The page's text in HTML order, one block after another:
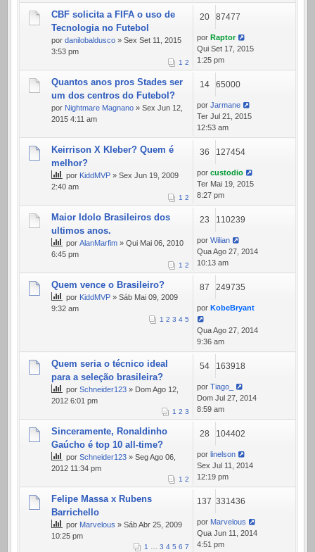
CBF solicita a FIFA o uso de
Tecnologia no Futebol
por danilobaldusco » Sex Set 11, 2015
3:53 pm
1 2
20 87477
por Raptor
Qui Set 17, 2015
1:25 pm
Quantos anos pros Stades ser
um dos centros do Futebol?
por Nightmare Magnano » Sex Jun 12,
2015 4:11 am
14 65000
por Jarmane
Ter Jul 21, 2015
12:53 am
Keirrison X Kleber? Quem é
melhor?
por KiddMVP » Sex Jun 19, 2009
2:40 am
1 2
36 127454
por custodio
Ter Mai 19, 2015
8:27 pm
Maior Idolo Brasileiros dos
ultimos anos.
por AlanMarfim » Qui Mai 06, 2010
6:45 pm
1 2
23 110239
por Wilian
Qua Ago 27, 2014
10:13 am
Quem vence o Brasileiro?
por KiddMVP » Sáb Mai 09, 2009
9:32 am
1 2 3 4 5
87 249735
por KobeBryant
Qua Ago 27, 2014
9:36 am
Quem seria o técnico ideal
para a seleção brasileira?
por Schneider123 » Dom Ago 12,
2012 6:01 pm
1 2 3
54 163918
por Tiago_
Dom Jul 27, 2014
8:59 am
Sinceramente, Ronaldinho
Gaúcho é top 10 all-time?
por Schneider123 » Seg Ago 06,
2012 11:34 pm
1 2
28 104402
por linelson
Sex Jul 11, 2014
12:19 pm
Felipe Massa x Rubens
Barrichello
por Marvelous » Sáb Abr 25, 2009
10:25 pm
1 … 3 4 5 6 7
137 331436
por Marvelous
Qua Jun 11, 2014
4:51 pm